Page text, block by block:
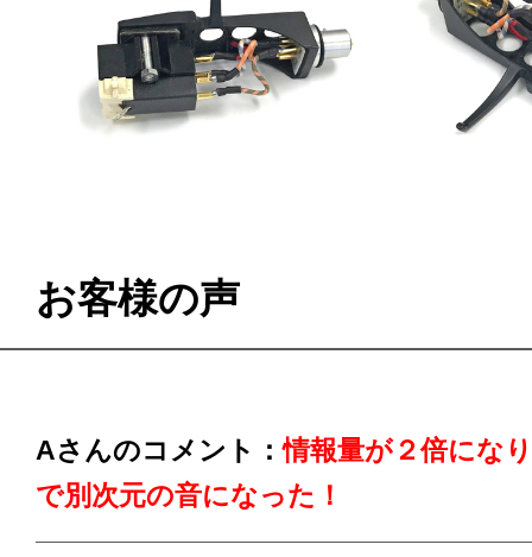
お客様の声
Aさんのコメント：情報量が２倍にな
で別次元の音になった！